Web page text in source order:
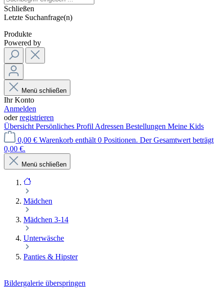
Schließen
Letzte Suchanfrage(n)
Produkte
Powered by
Menü schließen
Ihr Konto
Anmelden
oderregistrieren
Übersicht Persönliches Profil Adressen Bestellungen Meine Kids
0,00 € Warenkorb enthält 0 Positionen. Der Gesamtwert beträgt
0,00 €.
Menü schließen
Mädchen
Mädchen 3-14
Unterwäsche
Panties & Hipster
Bildergalerie überspringen